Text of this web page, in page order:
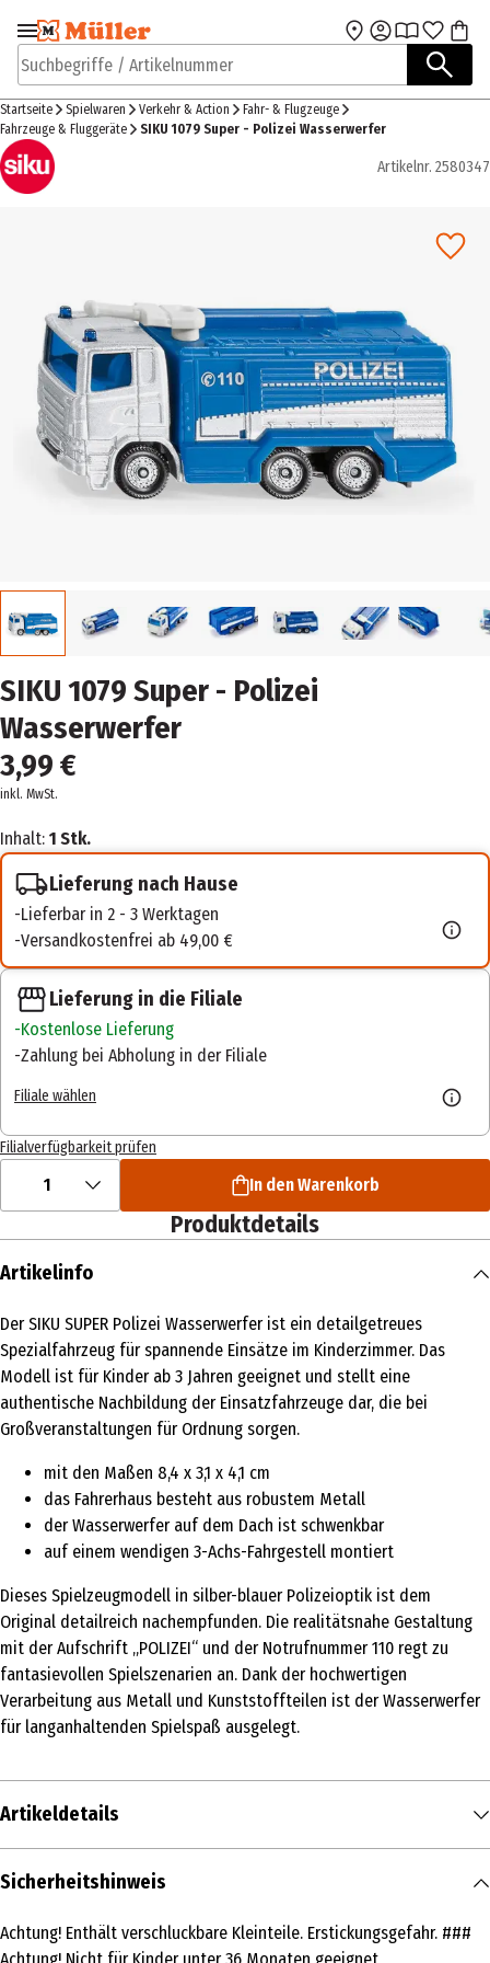
Zur Navigation
springen
Zum Hauptinhalt
Suchbegriffe / Artikelnummer
Startseite Spielwaren Verkehr & Action
Fahr- & Flugzeuge
Fahrzeuge & Fluggeräte
SIKU 1079 Super - Polizei Wasserwerfer
Artikelnr. 2580347
SIKU 1079 Super - Polizei
Wasserwerfer
3,99 €
inkl. MwSt.
Inhalt: 1 Stk.
Lieferung nach Hause
Lieferbar in 2 - 3 Werktagen
Versandkostenfrei ab 49,00 €
Lieferung in die Filiale
Kostenlose Lieferung
Zahlung bei Abholung in der Filiale
Filiale wählen
Filialverfügbarkeit prüfen
1 In den Warenkorb
Produktdetails
Artikelinfo
Der SIKU SUPER Polizei Wasserwerfer ist ein detailgetreues
Spezialfahrzeug für spannende Einsätze im Kinderzimmer. Das
Modell ist für Kinder ab 3 Jahren geeignet und stellt eine
authentische Nachbildung der Einsatzfahrzeuge dar, die bei
Großveranstaltungen für Ordnung sorgen.
mit den Maßen 8,4 x 3,1 x 4,1 cm
das Fahrerhaus besteht aus robustem Metall
der Wasserwerfer auf dem Dach ist schwenkbar
auf einem wendigen 3-Achs-Fahrgestell montiert
Dieses Spielzeugmodell in silber-blauer Polizeioptik ist dem
Original detailreich nachempfunden. Die realitätsnahe Gestaltung
mit der Aufschrift „POLIZEI“ und der Notrufnummer 110 regt zu
fantasievollen Spielszenarien an. Dank der hochwertigen
Verarbeitung aus Metall und Kunststoffteilen ist der Wasserwerfer
für langanhaltenden Spielspaß ausgelegt.
Artikeldetails
Inhalt
Produkttyp
Sicherheitshinweis
Achtung! Enthält verschluckbare Kleinteile. Erstickungsgefahr. ###